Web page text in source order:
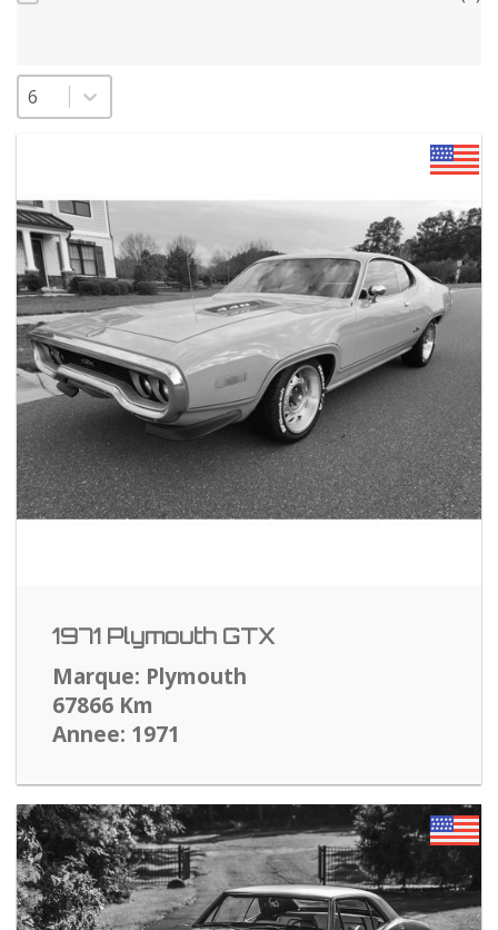
Sélectionnez un nombre par page
1971 Plymouth GTX
Marque: Plymouth
67866 Km
Annee: 1971